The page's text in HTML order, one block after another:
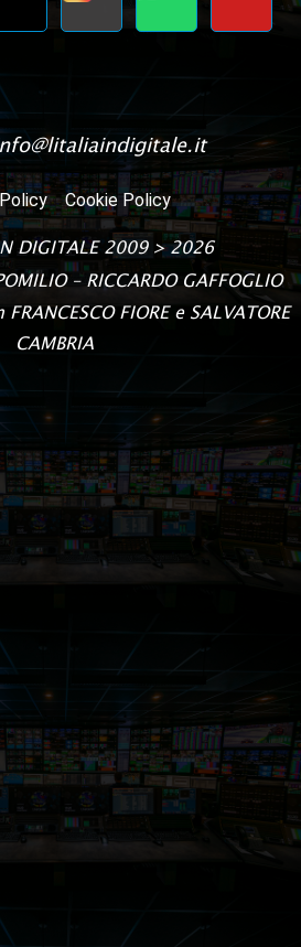
Cookie Policy
DIGITALE2009 > 2026
– RICCARDO GAFFOGLIO
FIORE e SALVATORE
CAMBRIA